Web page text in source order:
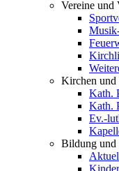
Vereine und
Kirchen und
Kath.
Kath.
Ev.-
Bildung und